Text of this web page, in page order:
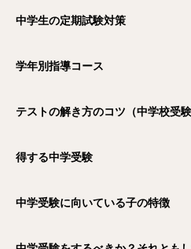
中学生の定期試験対策
学年別指導コース
テストの解き方のコツ（中学校受
得する中学受験
中学受験に向いている子の特徴